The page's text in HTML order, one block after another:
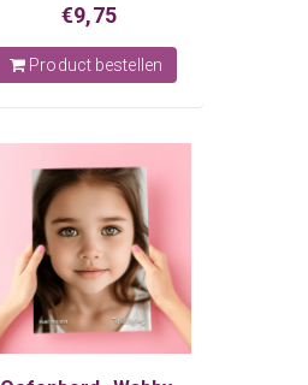
€9,75
Product bestellen